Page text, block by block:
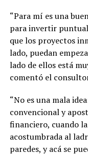
“Para mí es una
para invertir
que los proyectos
lado, puedan
lado de ellos está
comentó el
“No es una mala
convencional y
financiero, cuando
acostumbrada al
paredes, y acá se